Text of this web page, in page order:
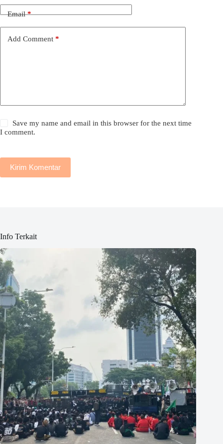
Email*
Add Comment *
Save my name and email in this browser for the next time
I comment.
Kirim Komentar
Info Terkait